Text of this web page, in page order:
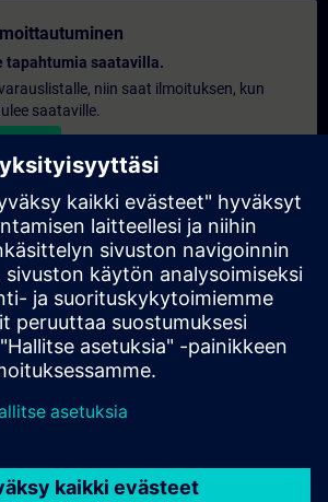
tapahtumia saatavilla.
niin saat ilmoituksen, kun
saataville.
tarjous
vakiomuotoisen
ostososastollesi, napsauta alla
on ensin annettava joitakin henkilötietojasi,
lähetetään hintatarjous sähköpostitse.